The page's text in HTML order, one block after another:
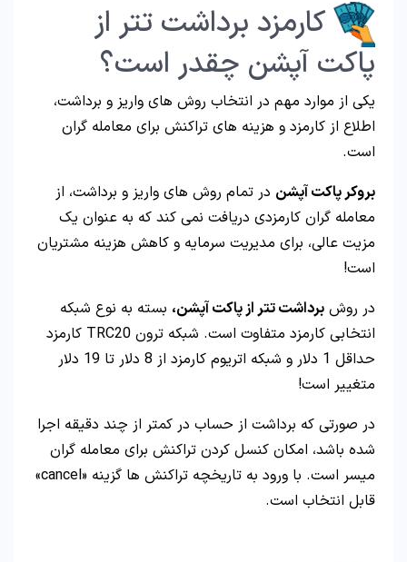
کارمزد برداشت تتر از
پاکت آپشن چقدر است؟
یکی از موارد مهم در انتخاب روش های واریز و برداشت،
اطلاع از کارمزد و هزینه های تراکنش برای معامله گران
است.
بروکر پاکت آپشن در تمام روش های واریز و برداشت، از
معامله گران کارمزدی دریافت نمی کند که به عنوان یک
مزیت عالی، برای مدیریت سرمایه و کاهش هزینه مشتریان
است!
در روش برداشت تتر از پاکت آپشن، بسته به نوع شبکه
انتخابی کارمزد متفاوت است. شبکه ترون TRC20 کارمزد
حداقل 1 دلار و شبکه اتریوم کارمزد از 8 دلار تا 19 دلار
متغییر است!
در صورتی که برداشت از حساب در کمتر از چند دقیقه اجرا
شده باشد، امکان کنسل کردن تراکنش برای معامله گران
میسر است. با ورود به تاریخچه تراکنش ها گزینه «cancel»
قابل انتخاب است.